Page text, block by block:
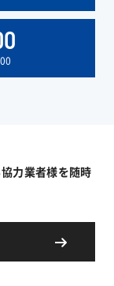
力業者様を随時